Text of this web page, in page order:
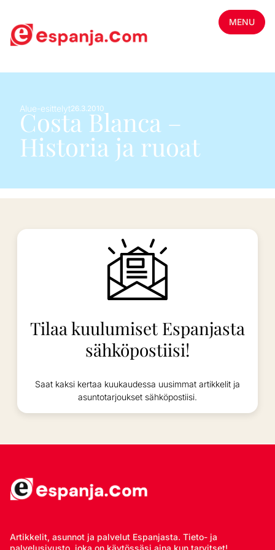
MENU
Alue-esittelyt26.3.2010
Costa Blanca –
Historia ja ruoat
Tilaa kuulumiset Espanjasta
sähköpostiisi!
Saat kaksi kertaa kuukaudessa uusimmat artikkelit ja
asuntotarjoukset sähköpostiisi.
Artikkelit, asunnot ja palvelut Espanjasta. Tieto- ja
palvelusivusto, joka on käytössäsi aina kun tarvitset!